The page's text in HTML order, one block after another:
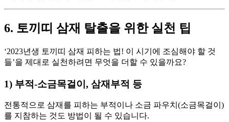
6. 토끼띠 삼재 탈출을 위한 실천 팁
‘2023년생 토끼띠 삼재 피하는 법! 이 시기에 조심해야 할 것
들’을 제대로 실천하려면 무엇을 더할 수 있을까요?
1) 부적-소금목걸이, 삼재부적 등
전통적으로 삼재를 피하는 부적이나 소금 파우치(소금목걸이)
를 지참하는 것도 방법이 될 수 있습니다.